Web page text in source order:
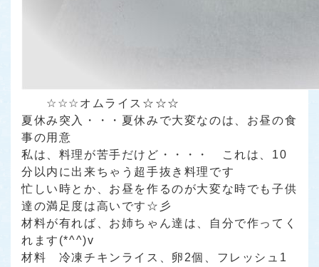
☆☆☆オムライス☆☆☆
夏休み突入・・・夏休みで大変なのは、お昼の食
事の用意
私は、料理が苦手だけど・・・・ これは、10
分以内に出来ちゃう超手抜き料理です
忙しい時とか、お昼を作るのが大変な時でも子供
達の満足度は高いです☆彡
材料が有れば、お姉ちゃん達は、自分で作ってく
れます(*^^)v
材料 冷凍チキンライス、卵2個、フレッシュ1